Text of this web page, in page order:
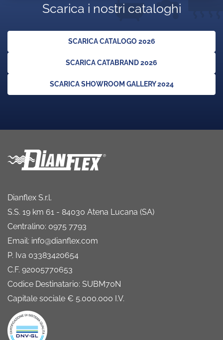
Scarica i nostri cataloghi
SCARICA CATALOGO 2026
SCARICA CATABRAND 2026
SCARICA SHOWROOM GALLERY 2024
Dianflex S.r.l.
S.S. 19 km 61 - 84030 Atena Lucana (SA)
Centralino: 0975 7793
Email: info@dianflex.com
P. Iva 03383420654
C.F. 92005770653
Codice Destinatario: SUBM70N
Capitale sociale € 5.000.000 I.V.